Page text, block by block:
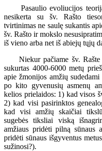
Pasaulio evoliucijos
nesikerta su šv. Rašto
tvirtinimas ne saulę sukantis
šv. Rašto ir mokslo
iš vieno arba net iš abiejų tųjų
Niekur pačiame šv. Rašte
sukurtas 4000-6000 metų
apie žmonijos amžių
po kito gyvenusių asmenų
kelios prielaidos: 1) kad visos
2) kad visi pasirinktos
kad visi amžių skaičiai
sugebės tiksliai viską
amžiaus pridėti pilną sūnaus
pridėti sūnaus išgyventus
sužinosi?).